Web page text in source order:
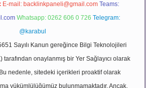
E-mail: backlinkpaneli@gmail.com Teams:
Whatsapp: 0262 606 0 726 Telegram:
@karabul
Sayılı Kanun gereğince Bilgi Teknolojileri
onaylanmış bir Yer Sağlayıcı olarak
nedenle, sitedeki içerikleri proaktif olarak
yükümlülüğümüz bulunmamaktadır. Ancak,